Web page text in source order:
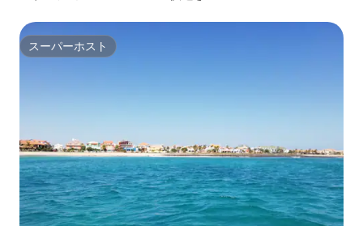
スーパーホスト
スーパーホスト